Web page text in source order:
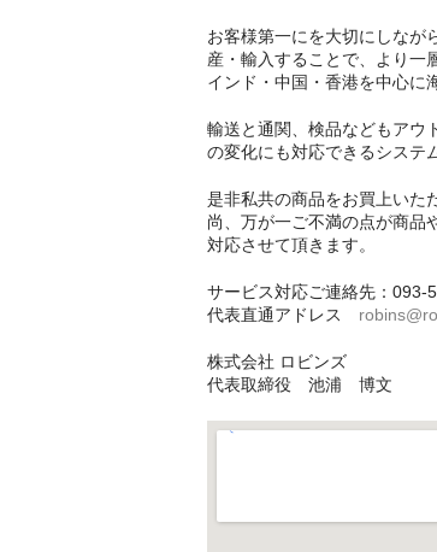
お客様第一にを大切にしなが
産・輸入することで、より一
インド・中国・香港を中心に
輸送と通関、検品などもアウ
の変化にも対応できるシステ
是非私共の商品をお買上いた
尚、万が一ご不満の点が商品
対応させて頂きます。
サービス対応ご連絡先：093-
代表直通アドレス
株式会社 ロビンズ
代表取締役 池浦 博文